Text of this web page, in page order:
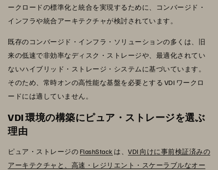
ークロードの標準化と統合を実現するために、コンバージド・
インフラや統合アーキテクチャが検討されています。
既存のコンバージド・インフラ・ソリューションの多くは、旧
来の低速で非効率なディスク・ストレージや、最適化されてい
ないハイブリッド・ストレージ・システムに基づいています。
そのため、常時オンの高性能な基盤を必要とする VDI ワークロ
ードには適していません。
VDI 環境の構築にピュア・ストレージを選ぶ
理由
ピュア・ストレージのFlashStack は、 VDI 向けに事前検証済みの
アーキテクチャと、高速・レジリエント・スケーラブルなオー